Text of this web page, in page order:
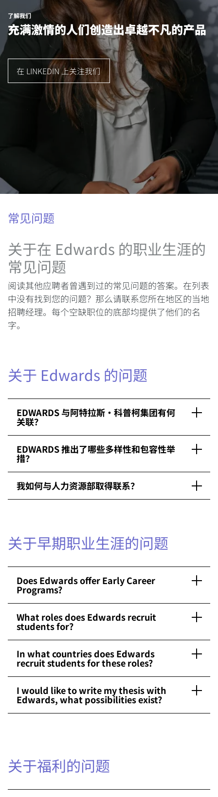
了解我们
充满激情的人们创造出卓越不凡的产品
在 LINKEDIN 上关注我们
常见问题
关于在 Edwards 的职业生涯的
常见问题
阅读其他应聘者曾遇到过的常见问题的答案。在列表
中没有找到您的问题？那么请联系您所在地区的当地
招聘经理。每个空缺职位的底部均提供了他们的名
字。
关于 Edwards 的问题
EDWARDS 与阿特拉斯·科普柯集团有何
关联？
EDWARDS 推出了哪些多样性和包容性举
措？
我如何与人力资源部取得联系？
关于早期职业生涯的问题
Does Edwards offer Early Career
Programs?
What roles does Edwards recruit
students for?
In what countries does Edwards
recruit students for these roles?
I would like to write my thesis with
Edwards, what possibilities exist?
关于福利的问题